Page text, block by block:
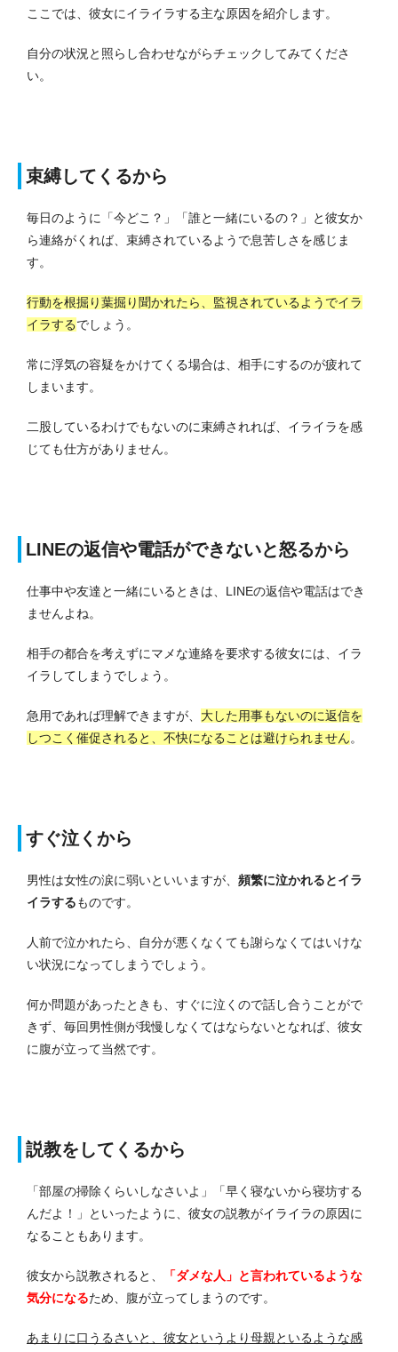
ここでは、彼女にイライラする主な原因を紹介します。
自分の状況と照らし合わせながらチェックしてみてくださ
い。
束縛してくるから
毎日のように「今どこ？」「誰と一緒にいるの？」と彼女か
ら連絡がくれば、束縛されているようで息苦しさを感じま
す。
行動を根掘り葉掘り聞かれたら、監視されているようでイラ
イラするでしょう。
常に浮気の容疑をかけてくる場合は、相手にするのが疲れて
しまいます。
二股しているわけでもないのに束縛されれば、イライラを感
じても仕方がありません。
LINEの返信や電話ができないと怒るから
仕事中や友達と一緒にいるときは、LINEの返信や電話はでき
ませんよね。
相手の都合を考えずにマメな連絡を要求する彼女には、イラ
イラしてしまうでしょう。
急用であれば理解できますが、 大した用事もないのに返信を
しつこく催促されると、不快になることは避けられません。
すぐ泣くから
男性は女性の涙に弱いといいますが、 頻繁に泣かれるとイラ
イラするものです。
人前で泣かれたら、自分が悪くなくても謝らなくてはいけな
い状況になってしまうでしょう。
何か問題があったときも、すぐに泣くので話し合うことがで
きず、毎回男性側が我慢しなくてはならないとなれば、彼女
に腹が立って当然です。
説教をしてくるから
「部屋の掃除くらいしなさいよ」「早く寝ないから寝坊する
んだよ！」といったように、彼女の説教がイライラの原因に
なることもあります。
彼女から説教されると、
「ダメな人」と言われているような
気分になるため、腹が立ってしまうのです。
あまりに口うるさいと、彼女というより母親といるような感